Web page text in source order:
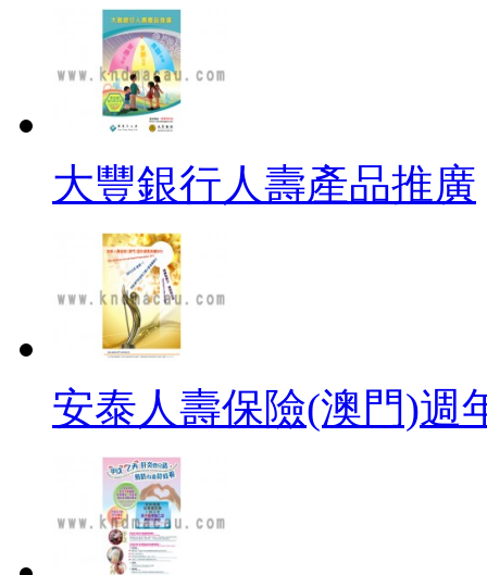
大豐銀行人壽產品推廣
安泰人壽保險(澳門)週